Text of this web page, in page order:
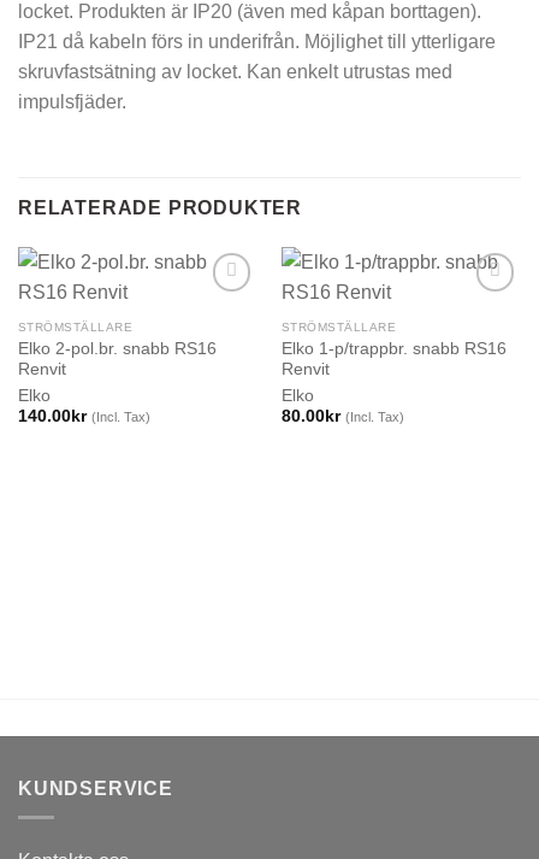
locket. Produkten är IP20 (även med kåpan borttagen).
IP21 då kabeln förs in underifrån. Möjlighet till ytterligare
skruvfastsätning av locket. Kan enkelt utrustas med
impulsfjäder.
RELATERADE PRODUKTER
STRÖMSTÄLLARE
Elko 2-pol.br. snabb RS16
Renvit
Elko
140.00kr (Incl. Tax)
STRÖMSTÄLLARE
Elko 1-p/trappbr. snabb RS16
Renvit
Elko
80.00kr (Incl. Tax)
KUNDSERVICE